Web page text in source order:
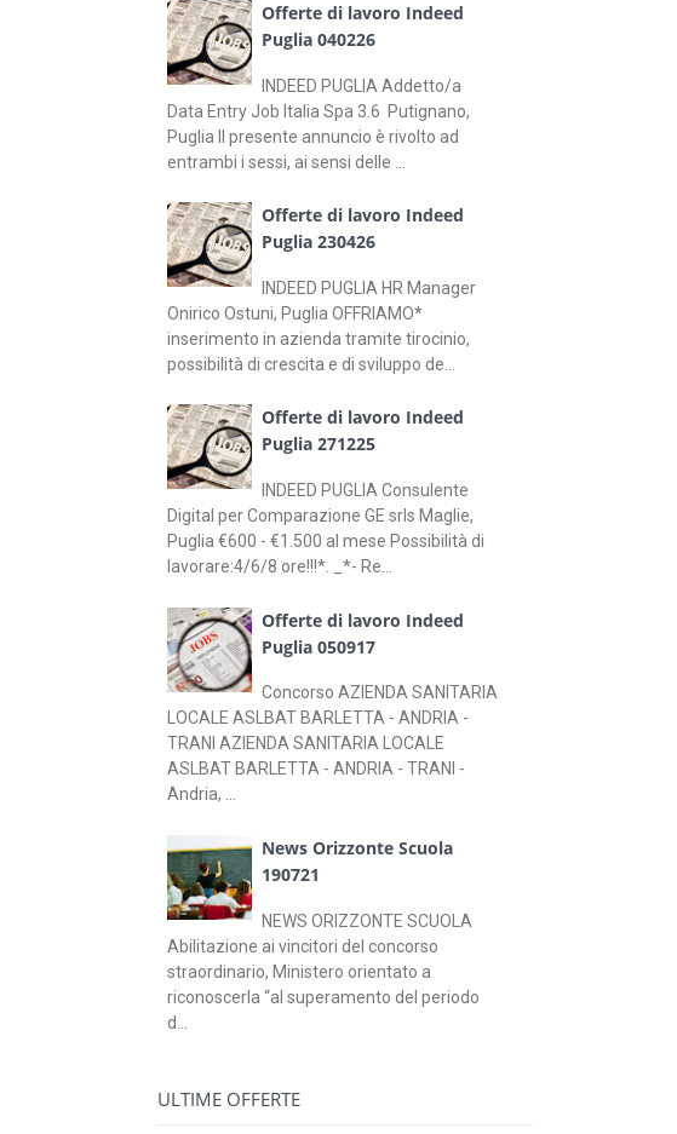
Offerte di lavoro Indeed
Puglia 040226
INDEED PUGLIA Addetto/a
Data Entry Job Italia Spa 3.6 Putignano,
Puglia Il presente annuncio è rivolto ad
entrambi i sessi, ai sensi delle ...
Offerte di lavoro Indeed
Puglia 230426
INDEED PUGLIA HR Manager
Onirico Ostuni, Puglia OFFRIAMO*
inserimento in azienda tramite tirocinio,
possibilità di crescita e di sviluppo de...
Offerte di lavoro Indeed
Puglia 271225
INDEED PUGLIA Consulente
Digital per Comparazione GE srls Maglie,
Puglia €600 - €1.500 al mese Possibilità di
lavorare:4/6/8 ore!!!*. _*- Re...
Offerte di lavoro Indeed
Puglia 050917
Concorso AZIENDA SANITARIA
LOCALE ASLBAT BARLETTA - ANDRIA -
TRANI AZIENDA SANITARIA LOCALE
ASLBAT BARLETTA - ANDRIA - TRANI -
Andria, ...
News Orizzonte Scuola
190721
NEWS ORIZZONTE SCUOLA
Abilitazione ai vincitori del concorso
straordinario, Ministero orientato a
riconoscerla “al superamento del periodo
d...
ULTIME OFFERTE